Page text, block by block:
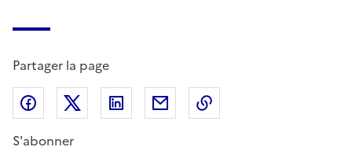
Partager la page
Partager sur Facebook
Partager sur X (anciennement Twitter)
Partager sur LinkedIn
Partager par email
S'abonner